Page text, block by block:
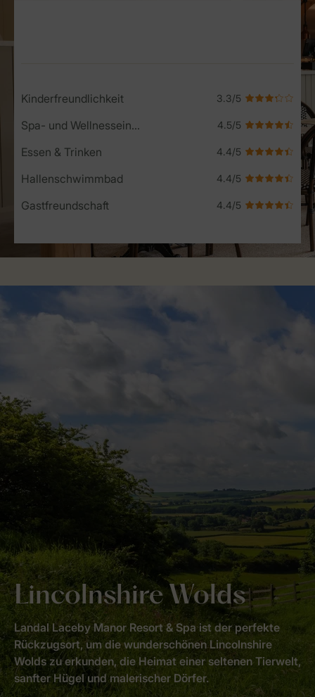
Service Rating from our guests
Kinderfreundlichkeit
Spa- und Wellnesseinrichtungen
Essen & Trinken
Hallenschwimmbad
Gastfreundschaft
Lincolnshire Wolds
Landal Laceby Manor Resort & Spa ist der perfekte
Rückzugsort, um die wunderschönen Lincolnshire
Wolds zu erkunden, die Heimat einer seltenen Tierwelt,
sanfter Hügel und malerischer Dörfer.